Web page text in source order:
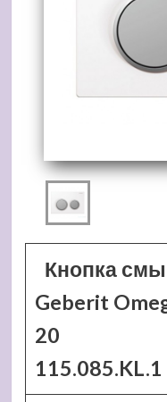
Кнопка
Geberit
20
115.085.KL.1